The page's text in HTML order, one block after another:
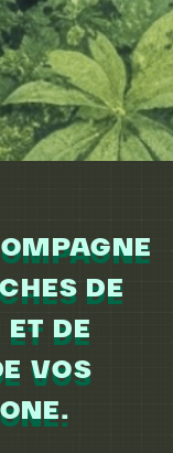
DE
DE
VOS